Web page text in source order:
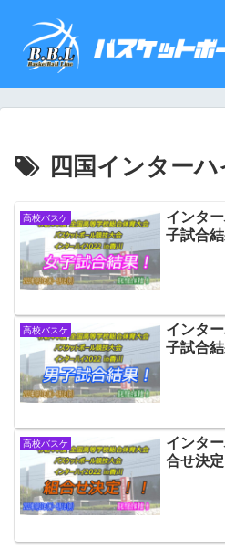
四国インターハ
高校バスケ
インタ
子試合結
高校バスケ
インタ
子試合結
高校バスケ
インタ
合せ決定